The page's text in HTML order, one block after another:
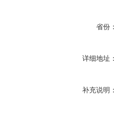
省份
详细地址
补充说明